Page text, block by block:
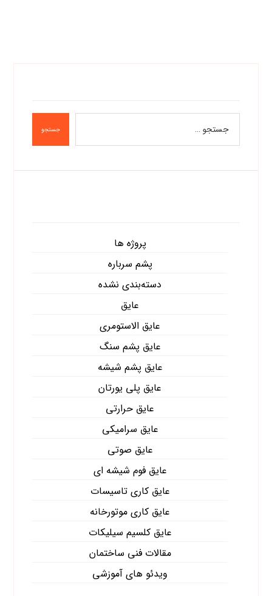
جستجو
پروژه ها
پشم سرباره
دسته‌بندی نشده
عایق
عایق الاستومری
عایق پشم سنگ
عایق پشم شیشه
عایق پلی یورتان
عایق حرارتی
عایق سرامیکی
عایق صوتی
عایق فوم شیشه ای
عایق کاری تاسیسات
عایق کاری موتورخانه
عایق کلسیم سیلیکات
مقالات فنی ساختمان
ویدئو های آموزشی